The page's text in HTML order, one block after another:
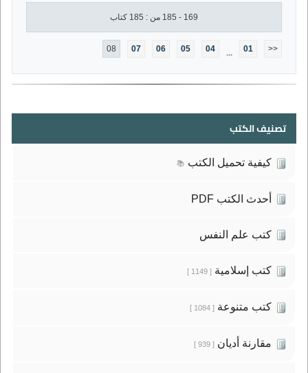
169 - 185 من : 185 كتاب
<<
01
...
08 07 06 05 04
تصنيف الكتب
كيفية تحميل الكتب 📚
أحدث الكتب PDF
كتب علم النفس
كتب إسلامية[ 1149 ]
كتب متنوعة[ 1084 ]
مقارنة أديان[ 939 ]